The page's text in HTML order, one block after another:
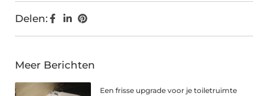
Delen:
Meer Berichten
Een frisse upgrade voor je toiletruimte